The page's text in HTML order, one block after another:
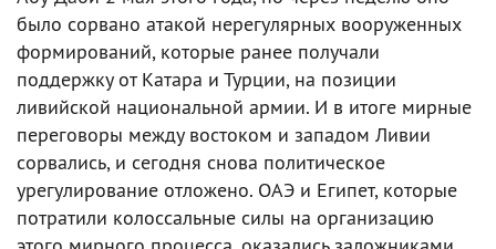
было сорвано атакой нерегулярных вооруженных
формирований, которые ранее получали
поддержку от Катара и Турции, на позиции
ливийской национальной армии. И в итоге мирные
переговоры между востоком и западом Ливии
сорвались, и сегодня снова политическое
урегулирование отложено. ОАЭ и Египет, которые
потратили колоссальные силы на организацию